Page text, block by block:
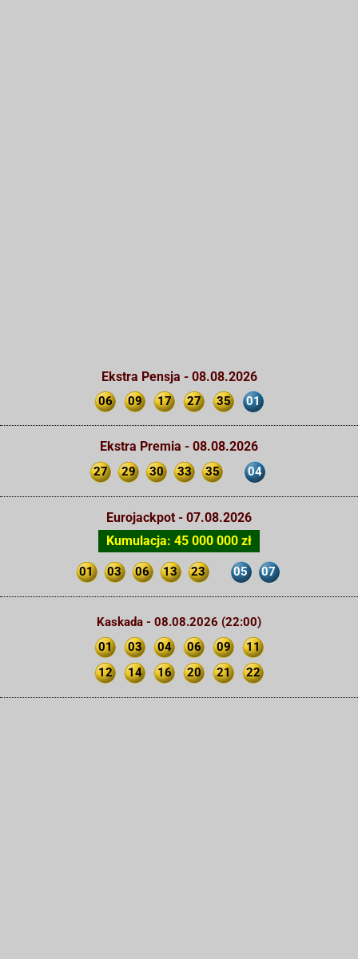
Ekstra Pensja - 08.08.2026
06 09 17 27 35 01
Ekstra Premia - 08.08.2026
27 29 30 33 35 04
Eurojackpot - 07.08.2026
Kumulacja: 45 000 000 zł
01 03 06 13 23 05 07
Kaskada - 08.08.2026 (22:00)
01
03 04 06 09
11
12
14 16 20 21 22